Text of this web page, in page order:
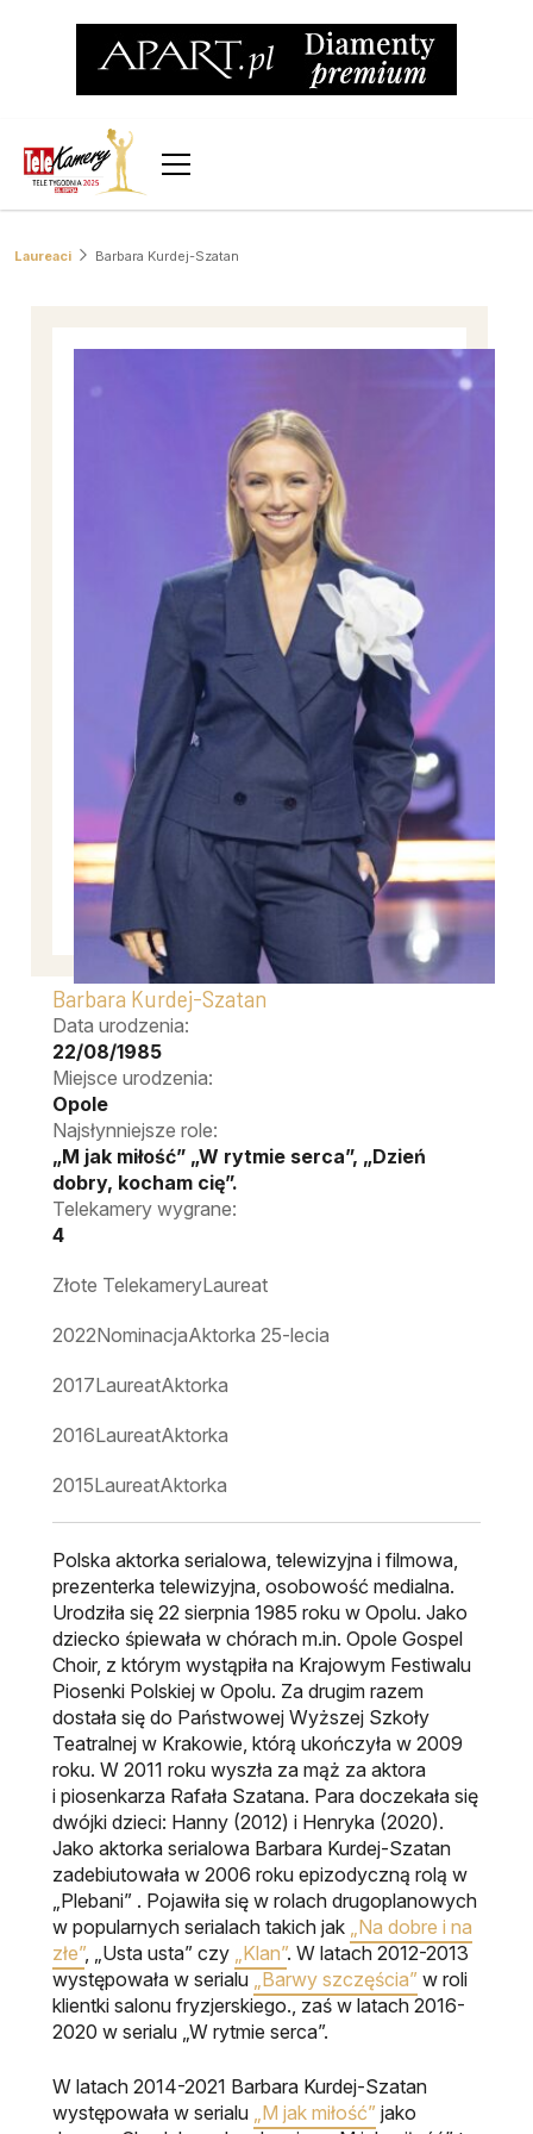
Laureaci Barbara Kurdej-Szatan
Barbara Kurdej-Szatan
Data urodzenia:
22/08/1985
Miejsce urodzenia:
Opole
Najsłynniejsze role:
„M jak miłość” „W rytmie serca”, „Dzień
dobry, kocham cię”.
Telekamery wygrane:
4
Złote TelekameryLaureat
2022NominacjaAktorka 25-lecia
2017LaureatAktorka
2016LaureatAktorka
2015LaureatAktorka
Polska aktorka serialowa, telewizyjna i filmowa,
prezenterka telewizyjna, osobowość medialna.
Urodziła się 22 sierpnia 1985 roku w Opolu. Jako
dziecko śpiewała w chórach m.in. Opole Gospel
Choir, z którym wystąpiła na Krajowym Festiwalu
Piosenki Polskiej w Opolu. Za drugim razem
dostała się do Państwowej Wyższej Szkoły
Teatralnej w Krakowie, którą ukończyła w 2009
roku. W 2011 roku wyszła za mąż za aktora
i piosenkarza Rafała Szatana. Para doczekała się
dwójki dzieci: Hanny (2012) i Henryka (2020).
Jako aktorka serialowa Barbara Kurdej-Szatan
zadebiutowała w 2006 roku epizodyczną rolą w
„Plebani” . Pojawiła się w rolach drugoplanowych
w popularnych serialach takich jak „Na dobre i na
złe”, „Usta usta” czy „Klan”. W latach 2012-2013
występowała w serialu „Barwy szczęścia” w roli
klientki salonu fryzjerskiego., zaś w latach 2016-
2020 w serialu „W rytmie serca”.
W latach 2014-2021 Barbara Kurdej-Szatan
występowała w serialu „M jak miłość” jako